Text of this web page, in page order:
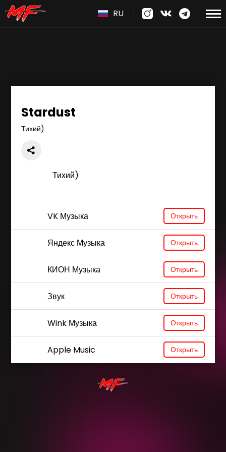
RU
Stardust
Тихий)
Тихий)
VK Музыка Открыть
Яндекс Музыка Открыть
КИОН Музыка Открыть
Звук Открыть
Wink Музыка Открыть
Apple Music Открыть